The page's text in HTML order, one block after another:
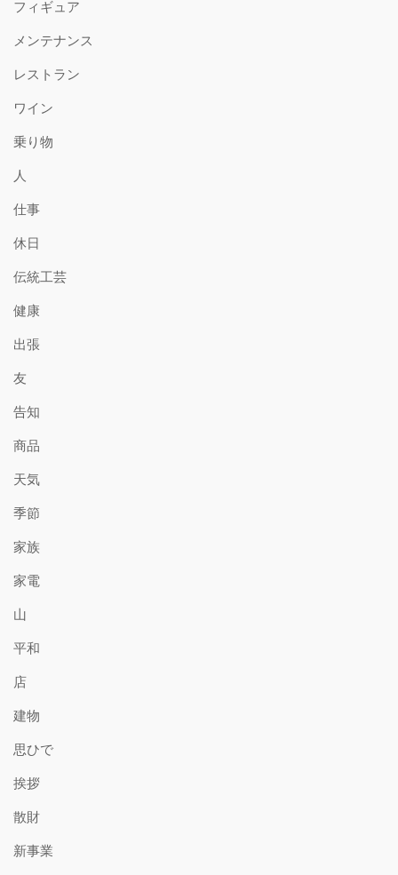
フィギュア
メンテナンス
レストラン
ワイン
乗り物
人
仕事
休日
伝統工芸
健康
出張
友
告知
商品
天気
季節
家族
家電
山
平和
店
建物
思ひで
挨拶
散財
新事業